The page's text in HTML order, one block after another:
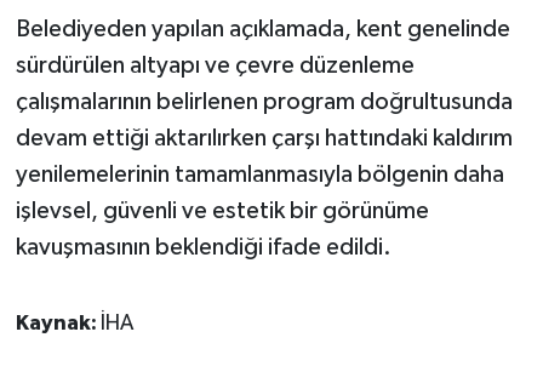
Belediyeden yapılan açıklamada, kent genelinde
sürdürülen altyapı ve çevre düzenleme
çalışmalarının belirlenen program doğrultusunda
devam ettiği aktarılırken çarşı hattındaki kaldırım
yenilemelerinin tamamlanmasıyla bölgenin daha
işlevsel, güvenli ve estetik bir görünüme
kavuşmasının beklendiği ifade edildi.
Kaynak: İHA